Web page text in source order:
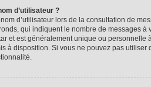
d’utilisateur ?
d’utilisateur lors de la consultation de
qui indiquent le nombre de messages
et est généralement unique ou personnelle
à disposition. Si vous ne pouvez pas utiliser